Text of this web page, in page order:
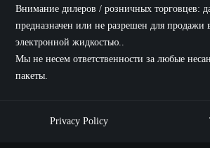
Внимание дилеров / розничных торговцев:
предназначен или не разрешен для продажи
электронной жидкостью..
Мы не несем ответственности за любые
пакеты.
Privacy Policy